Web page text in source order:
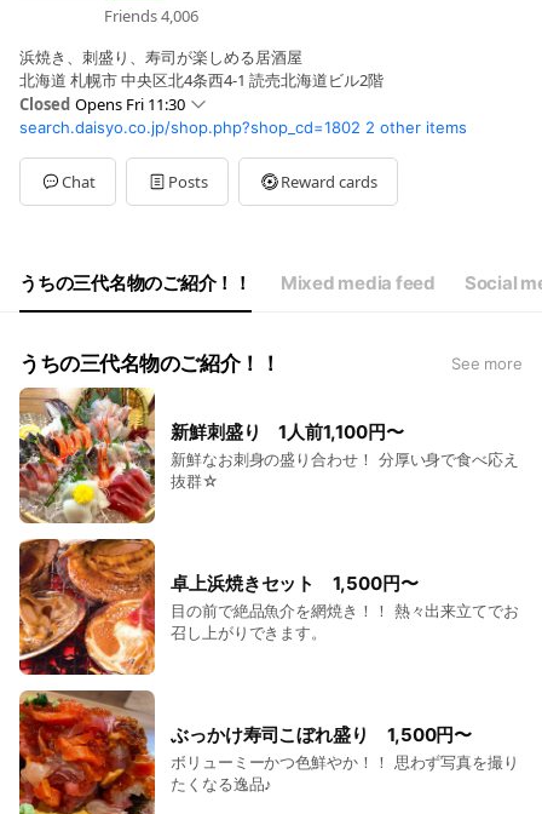
Friends4,006
浜焼き、刺盛り、寿司が楽しめる居酒屋
北海道 札幌市 中央区北4条西4-1 読売北海道ビル2階
Closed Opens Fri 11:30
Mon11:30 - 23:00
Tue11:30 - 23:00
Wed11:30 - 23:00
Thu11:30 - 23:00
Sun
11:30 - 23:00
search.daisyo.co.jp/shop.php?shop_cd=1802 2 other items
Chat Posts Reward cards
うちの三代名物のご紹介！！ Mixed media feed Social
うちの三代名物のご紹介！！ See more
新鮮刺盛り 1人前1,100円〜
新鮮なお刺身の盛り合わせ！ 分厚い身で食べ応え
抜群☆
卓上浜焼きセット 1,500円〜
目の前で絶品魚介を網焼き！！ 熱々出来立てでお
召し上がりできます。
ぶっかけ寿司こぼれ盛り 1,500円〜
ボリューミーかつ色鮮やか！！ 思わず写真を撮り
たくなる逸品♪